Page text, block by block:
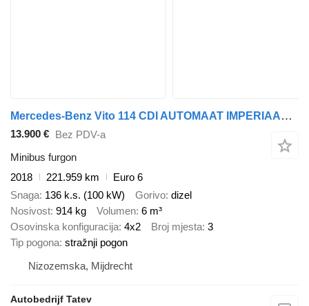
Mercedes-Benz Vito 114 CDI AUTOMAAT IMPERIAAL TREKHAAK
13.900 € Bez PDV-a
Minibus furgon
2018
221.959 km
Euro 6
Snaga 136 k.s. (100 kW) Gorivo dizel
Nosivost 914 kg Volumen 6 m³
Osovinska konfiguracija 4x2 Broj mjesta 3
Tip pogona stražnji pogon
Nizozemska, Mijdrecht
Autobedrijf Tatev